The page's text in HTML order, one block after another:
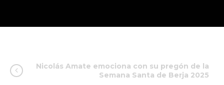
Nicolás Amate emociona con su pregón de la
Semana Santa de Berja 2025